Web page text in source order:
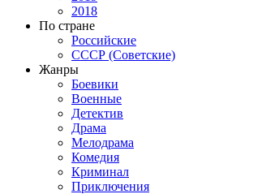
2018
По стране
Российские
СССР (Советские)
Жанры
Боевики
Военные
Детектив
Драма
Мелодрама
Комедия
Криминал
Приключения